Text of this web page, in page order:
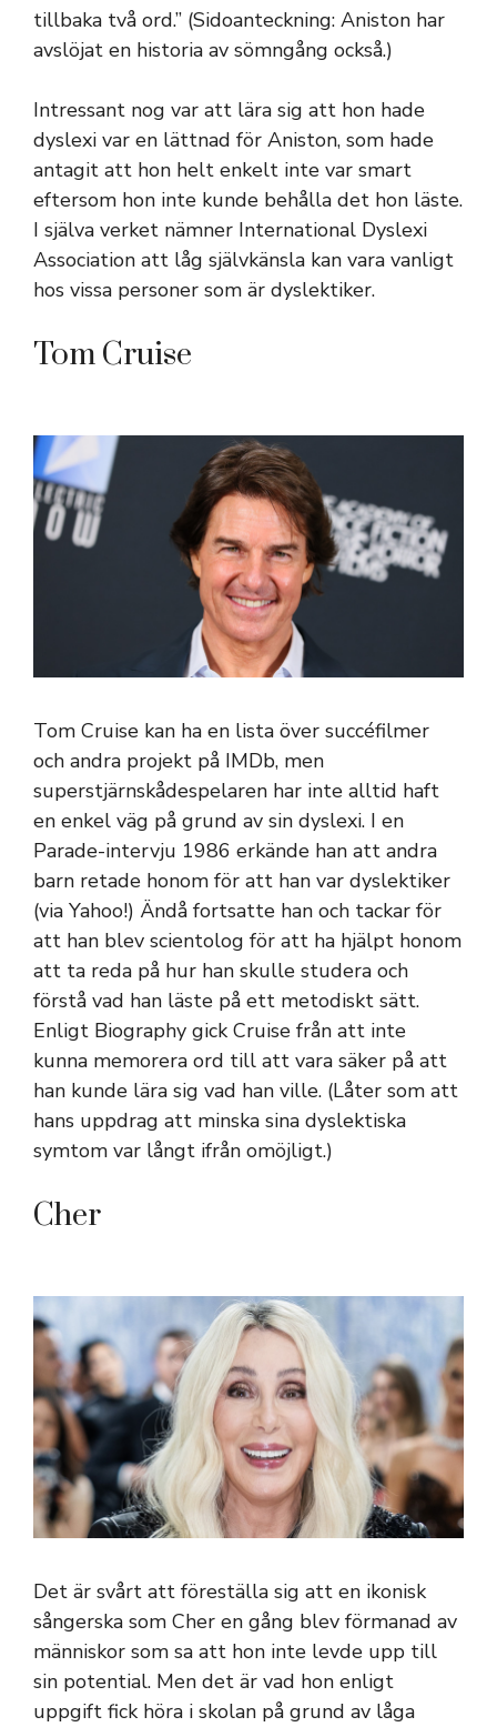
tillbaka två ord.” (Sidoanteckning: Aniston har
avslöjat en historia av sömngång också.)
Intressant nog var att lära sig att hon hade
dyslexi var en lättnad för Aniston, som hade
antagit att hon helt enkelt inte var smart
eftersom hon inte kunde behålla det hon läste.
I själva verket nämner International Dyslexi
Association att låg självkänsla kan vara vanligt
hos vissa personer som är dyslektiker.
Tom Cruise
Tom Cruise kan ha en lista över succéfilmer
och andra projekt på IMDb, men
superstjärnskådespelaren har inte alltid haft
en enkel väg på grund av sin dyslexi. I en
Parade-intervju 1986 erkände han att andra
barn retade honom för att han var dyslektiker
(via Yahoo!) Ändå fortsatte han och tackar för
att han blev scientolog för att ha hjälpt honom
att ta reda på hur han skulle studera och
förstå vad han läste på ett metodiskt sätt.
Enligt Biography gick Cruise från att inte
kunna memorera ord till att vara säker på att
han kunde lära sig vad han ville. (Låter som att
hans uppdrag att minska sina dyslektiska
symtom var långt ifrån omöjligt.)
Cher
Det är svårt att föreställa sig att en ikonisk
sångerska som Cher en gång blev förmanad av
människor som sa att hon inte levde upp till
sin potential. Men det är vad hon enligt
uppgift fick höra i skolan på grund av låga